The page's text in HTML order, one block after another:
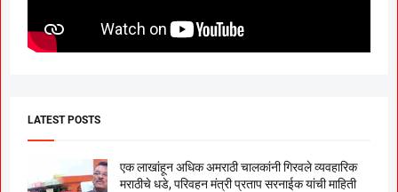
LATEST POSTS
एक लाखांहून अधिक अमराठी चालकांनी गिरवले व्यवहारिक
मराठीचे धडे, परिवहन मंत्री प्रताप सरनाईक यांची माहिती